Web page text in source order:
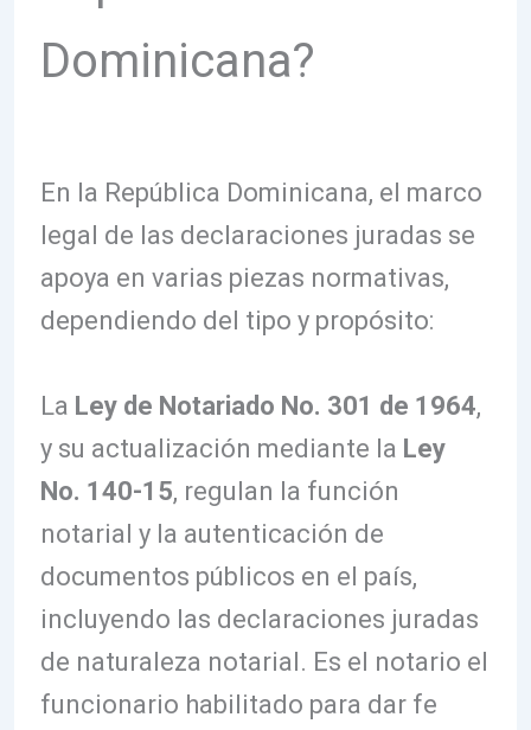
Dominicana?
En la República Dominicana, el marco
legal de las declaraciones juradas se
apoya en varias piezas normativas,
dependiendo del tipo y propósito:
La Ley de Notariado No. 301 de 1964,
y su actualización mediante la Ley
No. 140-15, regulan la función
notarial y la autenticación de
documentos públicos en el país,
incluyendo las declaraciones juradas
de naturaleza notarial. Es el notario el
funcionario habilitado para dar fe